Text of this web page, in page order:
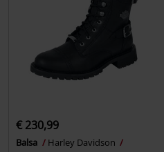
€ 230,99
Balsa
Harley Davidson